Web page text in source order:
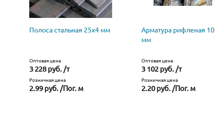
Полоса стальная 25х4 мм
Оптовая цена
3 228 руб. /т
Розничная цена
2.99 руб. /Пог. м
Арматура рифленая 10
мм
Оптовая цена
3 102 руб. /т
Розничная цена
2.20 руб. /Пог. м